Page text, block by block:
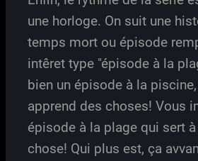
une horloge. On suit une
temps mort ou épisode
intêret type "épisode à la
bien un épisode à la
apprend des choses! Vous
épisode à la plage qui sert
chose! Qui plus est, ça